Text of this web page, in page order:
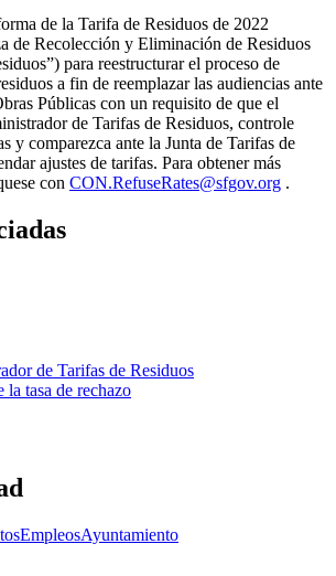
de la Tarifa de Residuos de 2022
de Recolección y Eliminación de Residuos
para reestructurar el proceso de
a fin de reemplazar las audiencias ante
Públicas con un requisito de que el
de Tarifas de Residuos, controle
y comparezca ante la Junta de Tarifas de
ajustes de tarifas. Para obtener más
con CON.RefuseRates@sfgov.org .
de Tarifas de Residuos
la tasa de rechazo
EmpleosAyuntamiento